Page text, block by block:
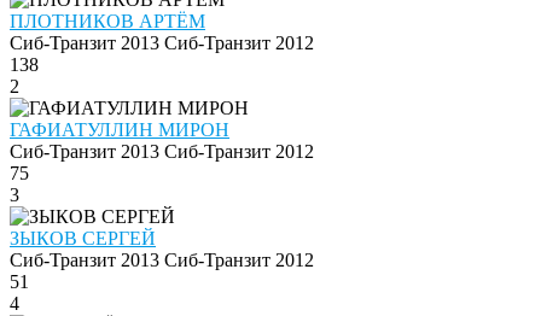
ПЛОТНИКОВ АРТЁМ
Сиб-Транзит 2013 Сиб-Транзит 2012
138
2
ГАФИАТУЛЛИН МИРОН
Сиб-Транзит 2013 Сиб-Транзит 2012
75
3
ЗЫКОВ СЕРГЕЙ
Сиб-Транзит 2013 Сиб-Транзит 2012
51
4